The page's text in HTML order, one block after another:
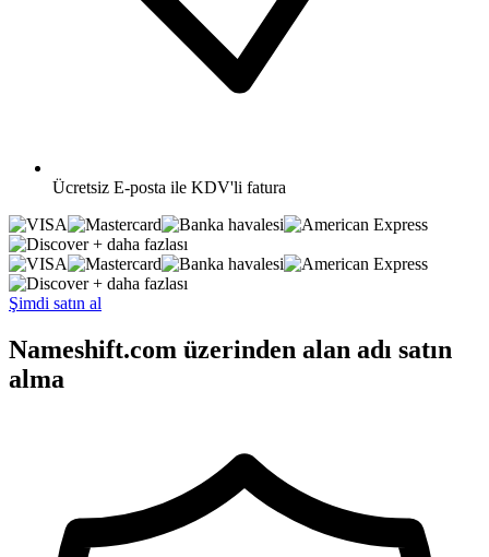
Ücretsiz E-posta ile KDV'li fatura
+ daha fazlası
+ daha fazlası
Şimdi satın al
Nameshift.com üzerinden alan adı satın
alma